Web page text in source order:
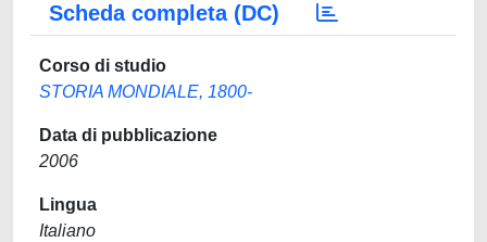
Scheda completa (DC)
Corso di studio
STORIA MONDIALE, 1800-
Data di pubblicazione
2006
Lingua
Italiano